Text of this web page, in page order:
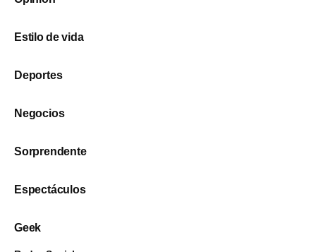
Estilo de vida
Deportes
Negocios
Sorprendente
Espectáculos
Geek